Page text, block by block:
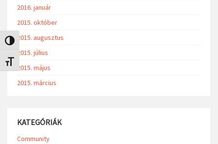
Nagy kontraszt váltása
Betűméret váltása
2016. január
2015. október
2015. augusztus
2015. július
2015. május
2015. március
KATEGÓRIÁK
Community